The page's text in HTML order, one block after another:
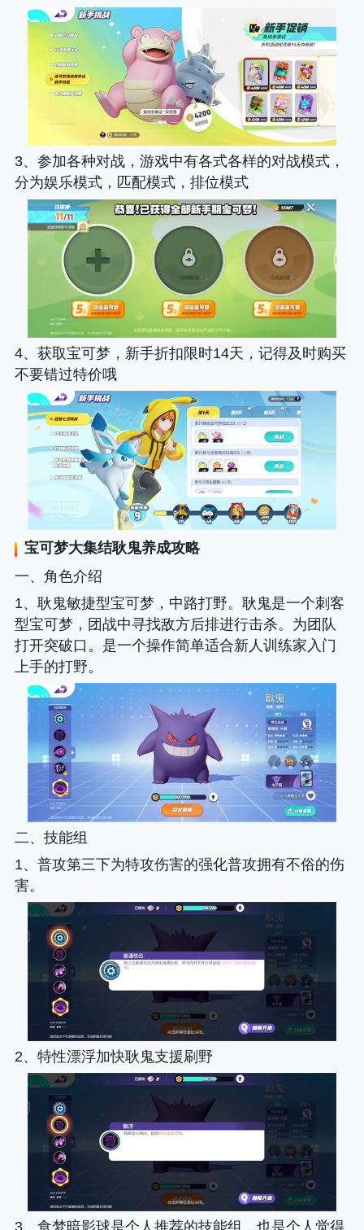
3、参加各种对战，游戏中有各式各样的对战模式，
分为娱乐模式，匹配模式，排位模式
4、获取宝可梦，新手折扣限时14天，记得及时购买
不要错过特价哦
宝可梦大集结耿鬼养成攻略
一、角色介绍
1、耿鬼敏捷型宝可梦，中路打野。耿鬼是一个刺客
型宝可梦，团战中寻找敌方后排进行击杀。为团队
打开突破口。是一个操作简单适合新人训练家入门
上手的打野。
二、技能组
1、普攻第三下为特攻伤害的强化普攻拥有不俗的伤
害。
2、特性漂浮加快耿鬼支援刷野